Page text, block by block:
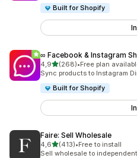
Built for Shopify
∞ Facebook & Instagram
4,9z 5 hvězd
(268)
Celkový počet recenzí: 268
•Free plan
Sync products to Instagram
Built for Shopify
Faire: Sell Wholesale
4,6z 5 hvězd
(413)
Celkový počet recenzí: 413
•Free to install
Sell wholesale to